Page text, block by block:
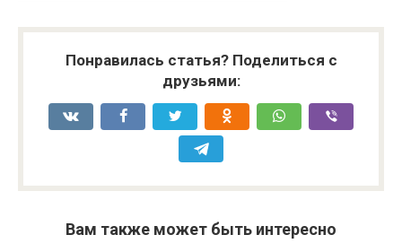
Понравилась статья? Поделиться с
друзьями:
Вам также может быть интересно